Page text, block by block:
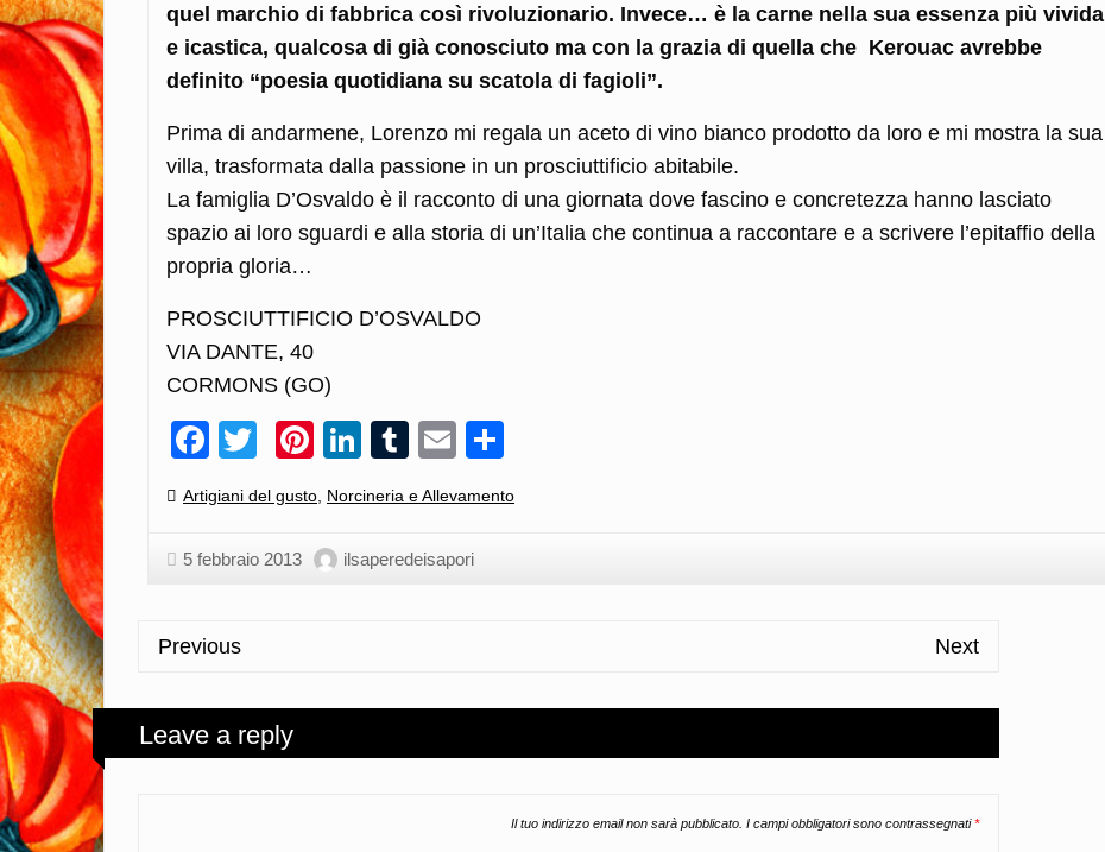
quel marchio di fabbrica così rivoluzionario. Invece… è la carne nella sua essenza più vivida
e icastica, qualcosa di già conosciuto ma con la grazia di quella che Kerouac avrebbe
definito “poesia quotidiana su scatola di fagioli”.
Prima di andarmene, Lorenzo mi regala un aceto di vino bianco prodotto da loro e mi mostra la sua
villa, trasformata dalla passione in un prosciuttificio abitabile.
La famiglia D’Osvaldo è il racconto di una giornata dove fascino e concretezza hanno lasciato
spazio ai loro sguardi e alla storia di un’Italia che continua a raccontare e a scrivere l’epitaffio della
propria gloria…
PROSCIUTTIFICIO D’OSVALDO
VIA DANTE, 40
CORMONS (GO)
Facebook
TwitterPinterest
LinkedIn
Tumblr
Email
Categories:
Artigiani del gusto Norcineria e Allevamento
5 febbraio 2013 ilsaperedeisapori
Previous Next
Leave a reply
Il tuo indirizzo email non sarà pubblicato. I campi obbligatori sono contrassegnati*